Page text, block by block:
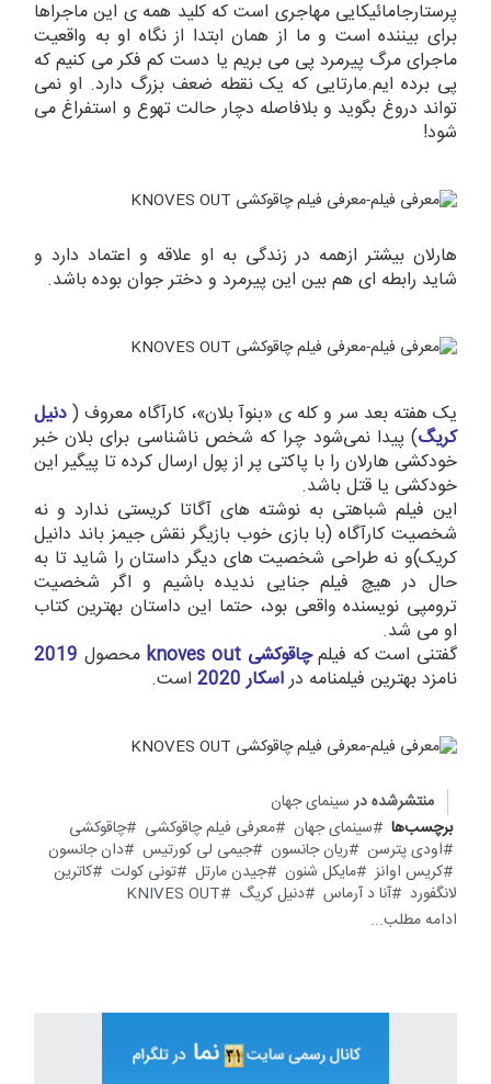
پرستارجامائیکایی مهاجری است که کلید همه ی این ماجراها
برای بیننده است و ما از همان ابتدا از نگاه او به واقعیت
ماجرای مرگ پیرمرد پی می بریم یا دست کم فکر می کنیم که
پی برده ایم.مارتایی که یک نقطه ضعف بزرگ دارد. او نمی
تواند دروغ بگوید و بلافاصله دچار حالت تهوع و استفراغ می
شود!
هارلان بیشتر ازهمه در زندگی به او علاقه و اعتماد دارد و
شاید رابطه ای هم بین این پیرمرد و دختر جوان بوده باشد.
یک هفته بعد سر و کله ی «بنوآ بلان»، کارآگاه معروف (دنیل
کریگ) پیدا نمی‌شود چرا که شخص ناشناسی برای بلان خبر
خودکشی هارلان را با پاکتی پر از پول ارسال کرده تا پیگیر این
خودکشی یا قتل باشد.
این فیلم شباهتی به نوشته های آگاتا کریستی ندارد و نه
شخصیت کارآگاه (با بازی خوب بازیگر نقش جیمز باند دانیل
کریک)و نه طراحی شخصیت های دیگر داستان را شاید تا به
حال در هیچ فیلم جنایی ندیده باشیم و اگر شخصیت
ترومپی نویسنده واقعی بود، حتما این داستان بهترین کتاب
او می شد.
گفتنی است که فیلمچاقوکشی knoves out محصول 2019
نامزد بهترین فیلمنامه دراسکار 2020 است.
منتشرشده در سینمای جهان
برچسب‌ها
سینمای جهان معرفی فیلم چاقوکشی
چاقوکشی
اودی پترسن
ریان جانسون جیمی لی کورتیس
دان جانسون
کریس اوانز
مایکل شنون جیدن مارتل تونی کولت
کاترین
لانگفورد
آنا د آرماس دنیل کریگ
KNIVES OUT
ادامه مطلب...